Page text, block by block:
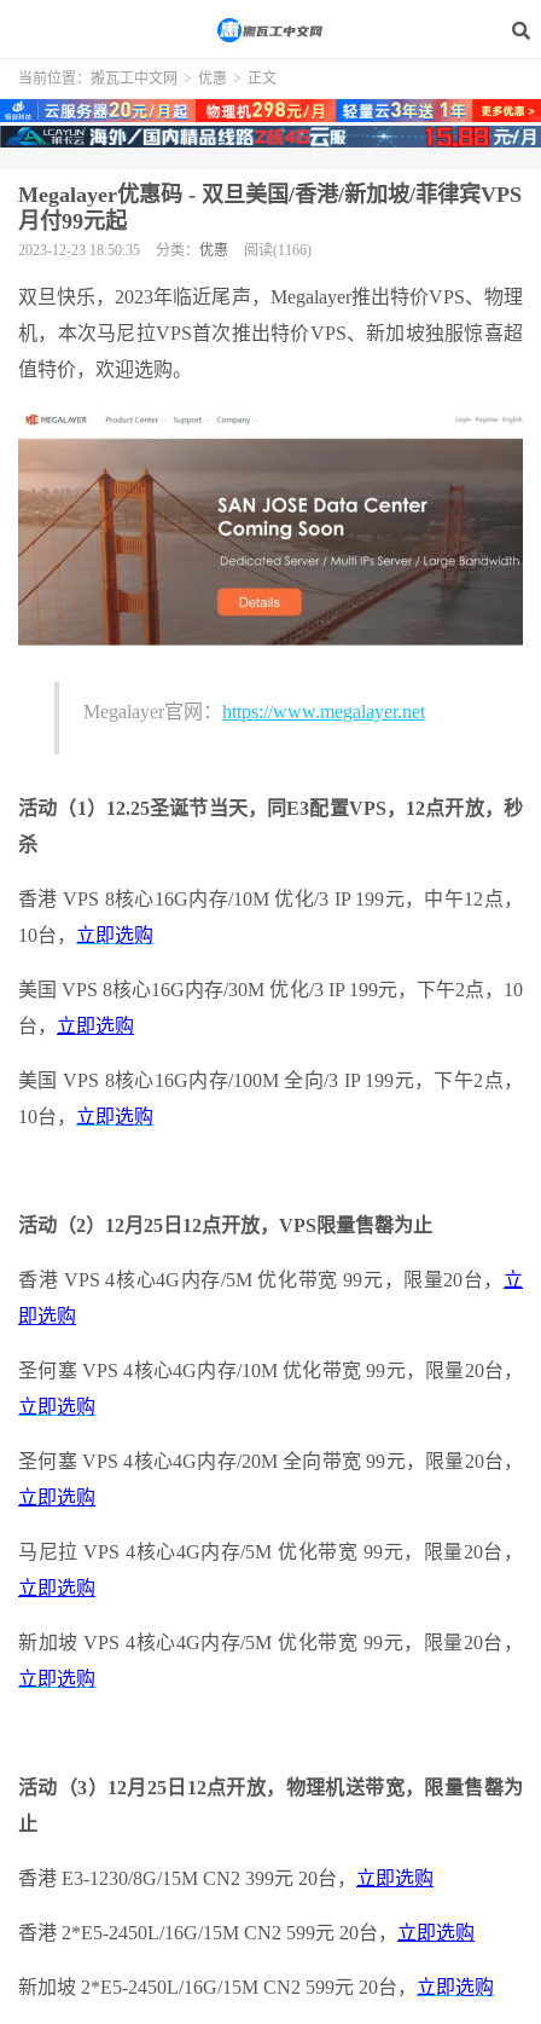
当前位置： 搬瓦工中文网 > 优惠 > 正文
Megalayer优惠码 - 双旦美国/香港/新加坡/菲律宾VPS
月付99元起
2023-12-23 18:50:35 分类： 优惠 阅读(1166)
双旦快乐， 2023年临近尾声， Megalayer推出特价VPS、物理
机，本次马尼拉VPS首次推出特价VPS、新加坡独服惊喜超
值特价，欢迎选购。
Megalayer官网： https://www.megalayer.net
活动（1）12.25圣诞节当天，同E3配置VPS，12点开放，秒
杀
香港 VPS 8核心16G内存/10M 优化/3 IP 199元，中午12点，
10台， 立即选购
美国 VPS 8核心16G内存/30M 优化/3 IP 199元，下午2点，10
台， 立即选购
美国 VPS 8核心16G内存/100M 全向/3 IP 199元，下午2点，
10台， 立即选购
活动（2）12月25日12点开放，VPS限量售罄为止
香港 VPS 4核心4G内存/5M 优化带宽 99元，限量20台， 立
即选购
圣何塞 VPS 4核心4G内存/10M 优化带宽 99元，限量20台，
立即选购
圣何塞 VPS 4核心4G内存/20M 全向带宽 99元，限量20台，
立即选购
马尼拉 VPS 4核心4G内存/5M 优化带宽 99元，限量20台，
立即选购
新加坡 VPS 4核心4G内存/5M 优化带宽 99元，限量20台，
立即选购
活动（3）12月25日12点开放，物理机送带宽，限量售罄为
止
香港 E3-1230/8G/15M CN2 399元 20台， 立即选购
香港 2*E5-2450L/16G/15M CN2 599元 20台， 立即选购
新加坡 2*E5-2450L/16G/15M CN2 599元 20台， 立即选购